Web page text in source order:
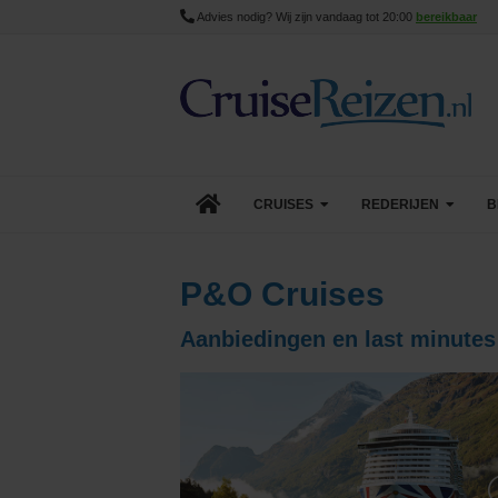
Advies nodig? Wij zijn vandaag tot 20:00 bereikbaar
CRUISES
Aanbiedingen
Goedkope Cruises
REDERIJEN
Azamara
Celebrity Cruises
Costa Cruises
P&O Cruises
Aanbiedingen en last